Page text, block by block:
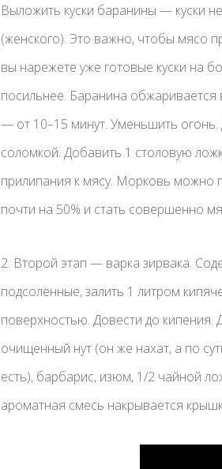
Выложить куски баранины — куски
(женского). Это важно, чтобы мясо
вы нарежете уже готовые куски на
посильнее. Баранина обжаривается
— от 10–15 минут. Уменьшить
соломкой. Добавить 1 столовую
прилипания к мясу. Морковь можно
почти на 50% и стать совершенно
2. Второй этап — варка зирвака.
подсоленные, залить 1 литром
поверхностью. Довести до
очищенный нут (он же нахат, а по
есть), барбарис, изюм, 1/2 чайной
ароматная смесь накрывается